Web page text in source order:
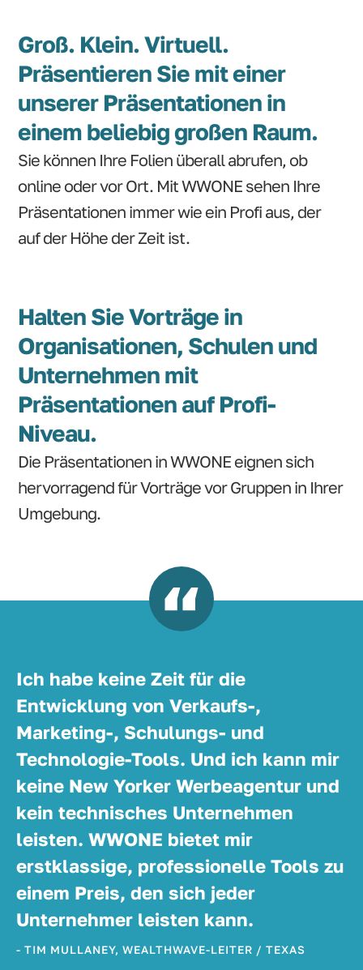
Groß. Klein. Virtuell.
Präsentieren Sie mit einer
unserer Präsentationen in
einem beliebig großen Raum.
Sie können Ihre Folien überall abrufen, ob
online oder vor Ort. Mit WWONE sehen Ihre
Präsentationen immer wie ein Profi aus, der
auf der Höhe der Zeit ist.
Halten Sie Vorträge in
Organisationen, Schulen und
Unternehmen mit
Präsentationen auf Profi-
Niveau.
Die Präsentationen in WWONE eignen sich
hervorragend für Vorträge vor Gruppen in Ihrer
Umgebung.
Ich habe keine Zeit für die
Entwicklung von Verkaufs-,
Marketing-, Schulungs- und
Technologie-Tools. Und ich kann mir
keine New Yorker Werbeagentur und
kein technisches Unternehmen
leisten. WWONE bietet mir
erstklassige, professionelle Tools zu
einem Preis, den sich jeder
Unternehmer leisten kann.
- TIM MULLANEY, WEALTHWAVE-LEITER / TEXAS